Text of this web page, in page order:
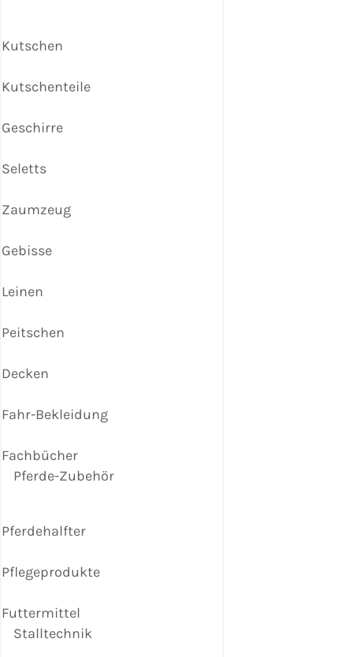
Kutschen
Kutschenteile
Geschirre
Seletts
Zaumzeug
Gebisse
Leinen
Peitschen
Decken
Fahr-Bekleidung
Fachbücher
Pferde-Zubehör
Pferdehalfter
Pflegeprodukte
Futtermittel
Stalltechnik